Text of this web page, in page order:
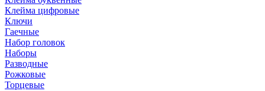
Клейма цифровые
Ключи
Гаечные
Набор головок
Наборы
Разводные
Рожковые
Торцевые